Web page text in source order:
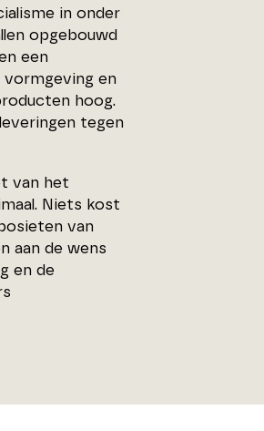
in onder
opgebouwd
een
vormgeving en
hoog.
tegen
van het
Niets kost
van
aan de wens
en de